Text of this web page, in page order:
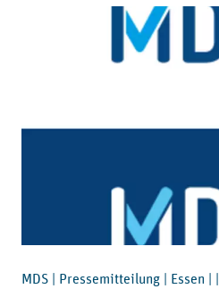
MDS | Pressemitteilung | Essen | |